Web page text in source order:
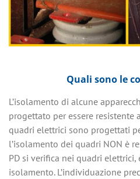
Quali sono le
L’isolamento di alcune
progettato per essere resistente
quadri elettrici sono progettati
l’isolamento dei quadri NON è
PD si verifica nei quadri
isolamento. L’individuazione